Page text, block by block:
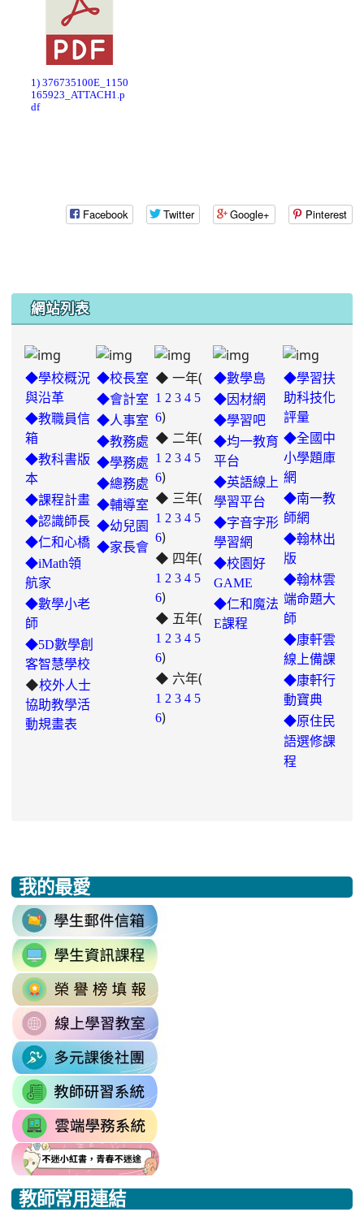
1) 376735100E_1150
165923_ATTACH1.p
df
Facebook Twitter Google+ Pinterest
網站列表
◆學校概況
與沿革
◆教職員信
箱
◆教科書版
本
◆課程計畫
◆認識師長
◆仁和心橋
◆iMath領
航家
◆數學小老
師
◆5D數學創
客智慧學校
◆校外人士
協助教學活
動規畫表
◆校長室
◆會計室
◆人事室
◆教務處
◆學務處
◆總務處
◆輔導室
◆幼兒園
◆家長會
◆ 一年(
1 2 3 4 5
6)
◆ 二年(
1 2 3 4 5
6)
◆ 三年(
1 2 link
https://padlet.com/hui22026/302-
hwbav1x2c8b5ge0y
3 4 5
6)
◆ 四年(
1 2 3 4 5
6)
◆ 五年(
1 2 3 4 link
https://padlet.com/chungling29/
7ddh1o7gcaf2lqtb
5
6)
◆ 六年(
1 2 3 4 5
6)
◆數學島
◆因材網
◆學習吧
◆均一教育
平台
◆英語線上
學習平台
◆字音字形
學習網
◆校園好
GAME
◆仁和魔法
E課程
◆學習扶
助科技化
評量
◆全國中
小學題庫
網
◆南一教
師網
◆翰林出
版
◆翰林雲
端命題大
師
◆康軒雲
線上備課
◆康軒行
動寶典
◆原住民
語選修課
程
::: 我的最愛
教師常用連結